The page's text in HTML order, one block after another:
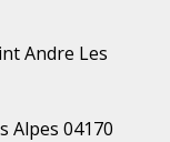
Andre Les
Alpes 04170